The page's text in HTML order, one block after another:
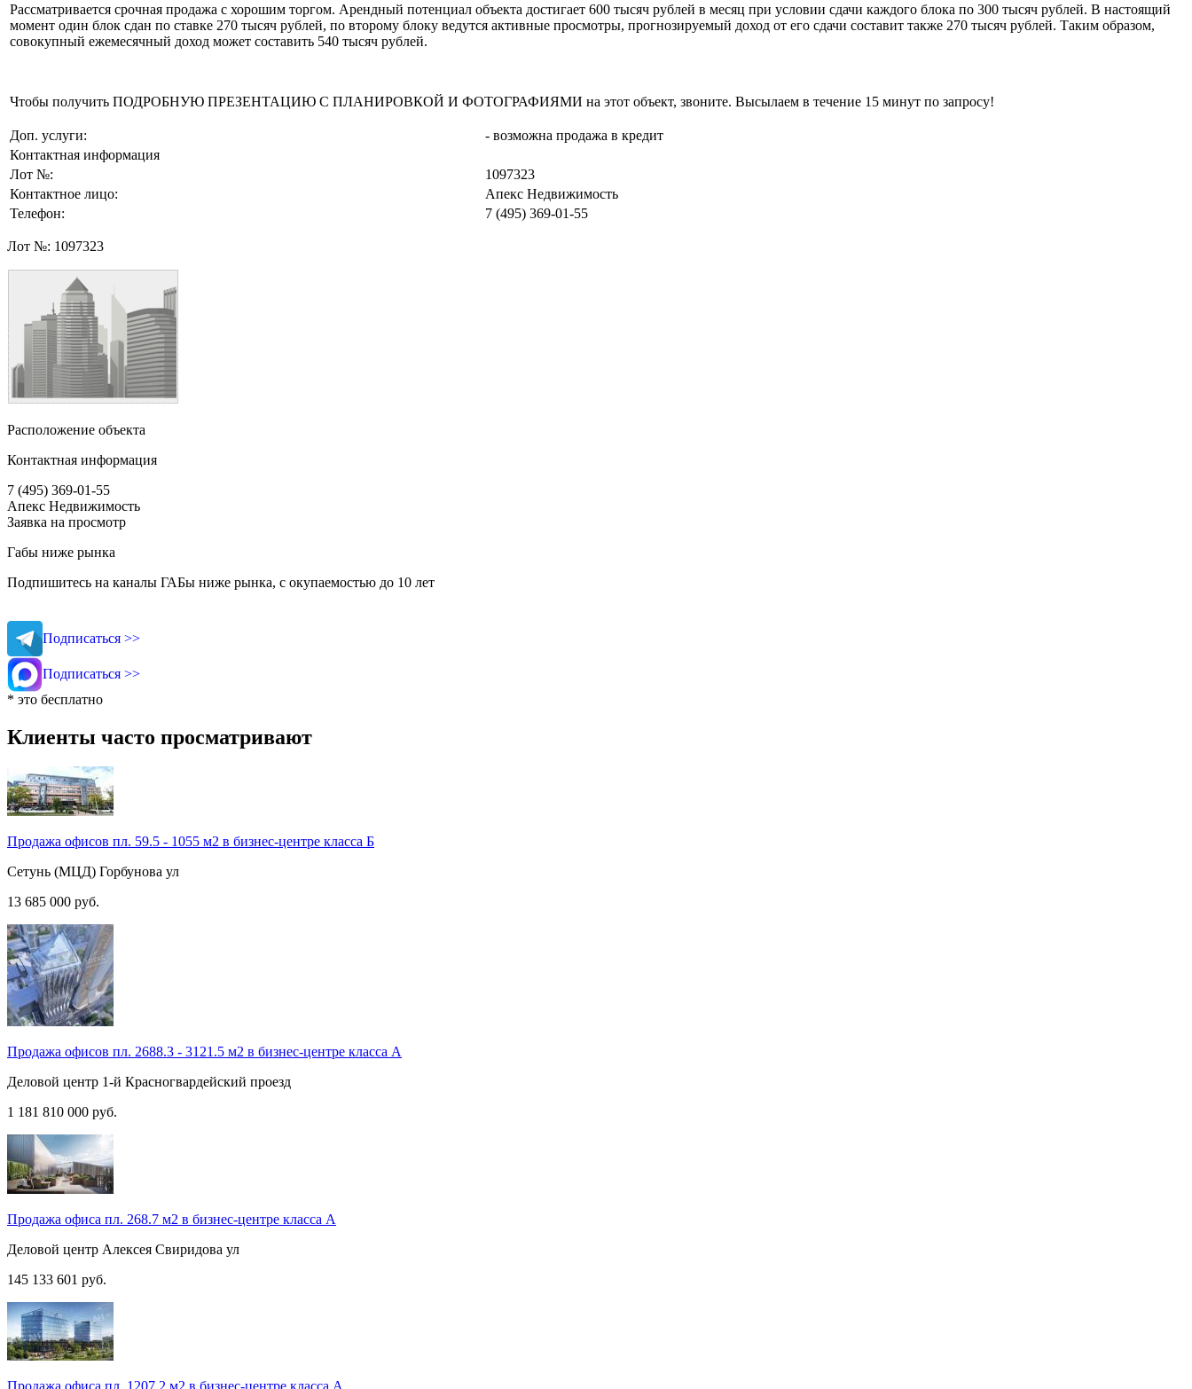
Рассматривается срочная продажа с хорошим торгом. Арендный потенциал объекта достигает 600 тысяч рублей в месяц при условии сдачи каждого блока по 300 тысяч рублей. В настоящий
момент один блок сдан по ставке 270 тысяч рублей, по второму блоку ведутся активные просмотры, прогнозируемый доход от его сдачи составит также 270 тысяч рублей. Таким образом,
совокупный ежемесячный доход может составить 540 тысяч рублей.
Чтобы получить ПОДРОБНУЮ ПРЕЗЕНТАЦИЮ С ПЛАНИРОВКОЙ И ФОТОГРАФИЯМИ на этот объект, звоните. Высылаем в течение 15 минут по запросу!
Доп. услуги:
- возможна продажа в кредит
Контактная информация
Лот №:
1097323
Контактное лицо:
Апекс Недвижимость
Телефон:
7 (495) 369-01-55
Лот №: 1097323
Расположение объекта
Контактная информация
7 (495) 369-01-55
Апекс Недвижимость
Заявка на просмотр
Габы ниже рынка
Подпишитесь на каналы ГАБы ниже рынка, с окупаемостью до 10 лет
Подписаться >>
Подписаться >>
* это бесплатно
Клиенты часто просматривают
Продажа офисов пл. 59.5 - 1055 м2 в бизнес-центре класса Б
Сетунь (МЦД) Горбунова ул
13 685 000 руб.
Продажа офисов пл. 2688.3 - 3121.5 м2 в бизнес-центре класса А
Деловой центр 1-й Красногвардейский проезд
1 181 810 000 руб.
Продажа офиса пл. 268.7 м2 в бизнес-центре класса А
Деловой центр Алексея Свиридова ул
145 133 601 руб.